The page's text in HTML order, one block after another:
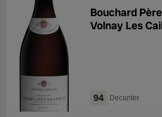
Bouchard
Volnay Les
94 Decanter